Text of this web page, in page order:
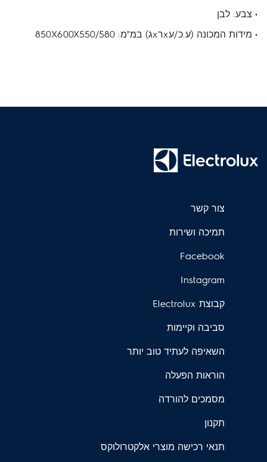
• צבע: לבן
• מידות המכונה (ע.כ/עxרxג) במ"מ: 850X600X550/580
צור קשר
תמיכה ושירות
Facebook
Instagram
קבוצת Electrolux
סביבה וקיימות
השאיפה לעתיד טוב יותר
הוראות הפעלה
מסמכים להורדה
תקנון
תנאי רכישה מוצרי אלקטרולוקס